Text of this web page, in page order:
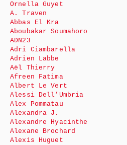
Ornella Guyet
A. Traven
Abbas El Kra
Aboubakar Soumahoro
ADN23
Adri Ciambarella
Adrien Labbe
Aël Thierry
Afreen Fatima
Albert Le Vert
Alessi Dell’Umbria
Alex Pommatau
Alexandra J.
Alexandre Hyacinthe
Alexane Brochard
Alexis Huguet